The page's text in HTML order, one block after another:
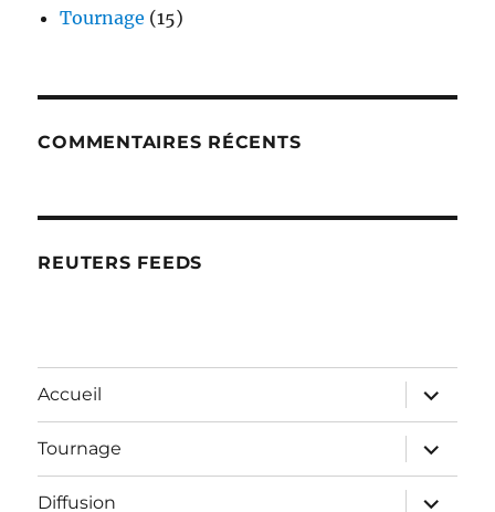
Tournage (15)
COMMENTAIRES RÉCENTS
REUTERS FEEDS
Accueil
ouvrir
le
sous-
menu
Tournage
ouvrir
le
sous-
menu
Diffusion
ouvrir